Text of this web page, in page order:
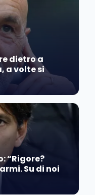
dietro a
a volte si
“Rigore?
Su di noi